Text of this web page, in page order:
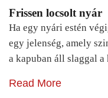
Frissen locsolt nyár
Ha egy nyári estén
egy jelenség, amely
a kapuban áll slaggal
Read More